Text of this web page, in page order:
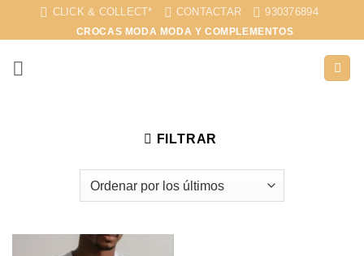
CLICK & COLLECT* CONTACTAR 930376894
CROCAS MODA MODA Y COMPLEMENTOS
FILTRAR